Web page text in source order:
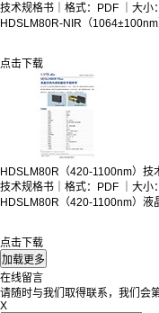
技术规格书｜格式：PDF ｜大小
HDSLM80R-NIR（
点击下载
HDSLM80R（420-1100nm）技
技术规格书｜格式：PDF ｜大小
HDSLM80R（420-1100nm）液
点击下载
在线留言
请随时与我们取得联系，我们会
X